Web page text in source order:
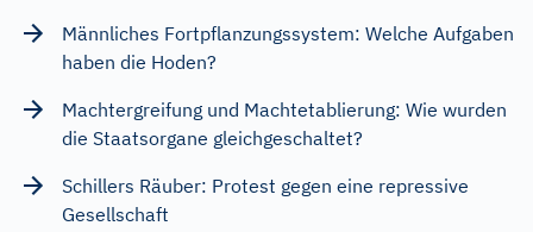
Männliches Fortpflanzungssystem: Welche Aufgaben
haben die Hoden?
Machtergreifung und Machtetablierung: Wie wurden
die Staatsorgane gleichgeschaltet?
Schillers Räuber: Protest gegen eine repressive
Gesellschaft